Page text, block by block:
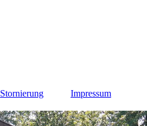
Stornierung Impressum